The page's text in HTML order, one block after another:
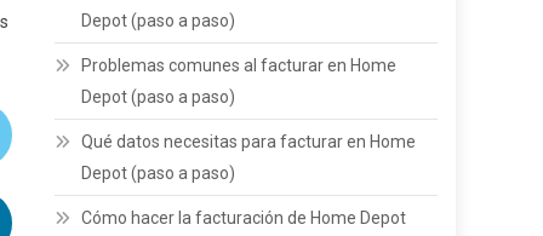
Depot (paso a paso)
Problemas comunes al facturar en Home
Depot (paso a paso)
Qué datos necesitas para facturar en Home
Depot (paso a paso)
Cómo hacer la facturación de Home Depot